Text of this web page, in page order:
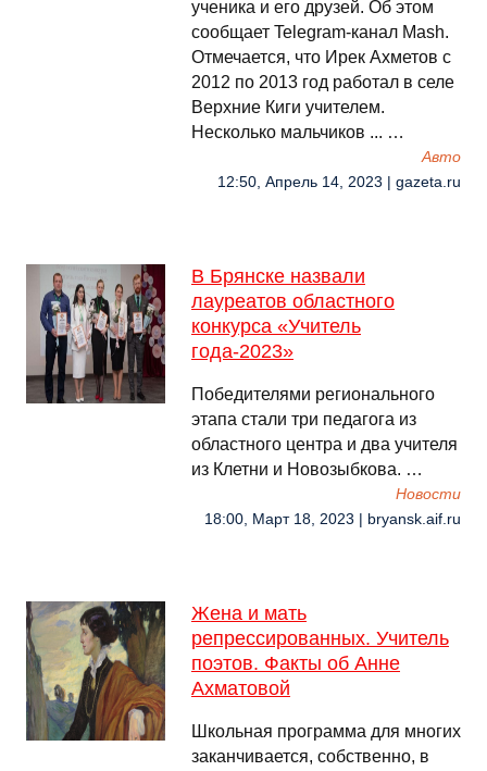
ученика и его друзей. Об этом
сообщает Telegram-канал Mash.
Отмечается, что Ирек Ахметов с
2012 по 2013 год работал в селе
Верхние Киги учителем.
Несколько мальчиков ... …
Авто
12:50, Апрель 14, 2023 | gazeta.ru
В Брянске назвали
лауреатов областного
конкурса «Учитель
года-2023»
Победителями регионального
этапа стали три педагога из
областного центра и два учителя
из Клетни и Новозыбкова. …
Новости
18:00, Март 18, 2023 | bryansk.aif.ru
Жена и мать
репрессированных. Учитель
поэтов. Факты об Анне
Ахматовой
Школьная программа для многих
заканчивается, собственно, в